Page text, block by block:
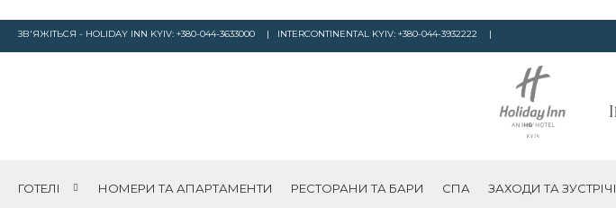
ЗВ'ЯЖІТЬСЯ - HOLIDAY INN KYIV: +380-044-3633000 | INTERCONTINENTAL KYIV: +380-044-3932222 |
ГОТЕЛІ НОМЕРИ ТА АПАРТАМЕНТИ РЕСТОРАНИ ТА БАРИ СПА ЗАХОДИ ТА ЗУСТРІЧІ